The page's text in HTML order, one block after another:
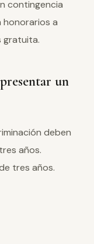
contingencia
honorarios a
gratuita.
un
deben
años.
tres años.